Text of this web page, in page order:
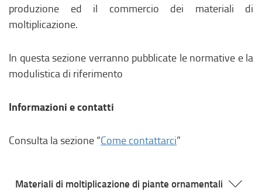
produzione ed il commercio dei materiali di
moltiplicazione.
In questa sezione verranno pubblicate le normative e la
modulistica di riferimento
Informazioni e contatti
Consulta la sezione “Come contattarci”
Materiali di moltiplicazione di piante ornamentali